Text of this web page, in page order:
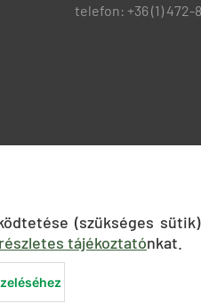
telefon: +36 (1) 472-
(szükséges
részletes tájékoztatónkat.